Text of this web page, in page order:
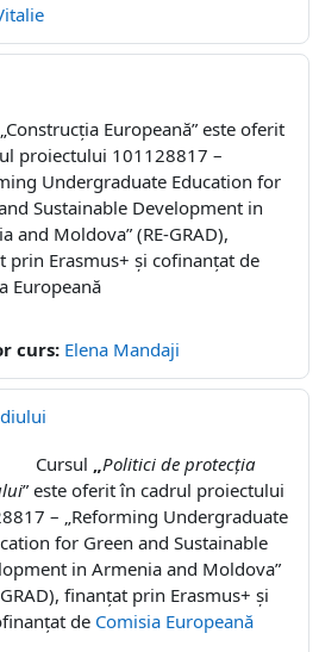
Europeană” este oferit
proiectului 101128817 –
Undergraduate Education for
Sustainable Development in
and Moldova” (RE-GRAD),
prin Erasmus+ și cofinanțat de
Europeană
curs: Elena Mandaji
Cursul
Politici de protecția
”este oferit în cadrul proiectului
– „Reforming Undergraduate
for Green and Sustainable
in Armenia and Moldova”
finanțat prin Erasmus+ și
de Comisia Europeană